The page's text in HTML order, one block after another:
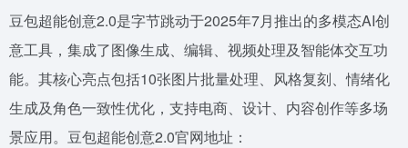
豆包超能创意2.0是字节跳动于2025年7月推出的多模态AI创
意工具，集成了图像生成、编辑、视频处理及智能体交互功
能。其核心亮点包括10张图片批量处理、风格复刻、情绪化
生成及角色一致性优化，支持电商、设计、内容创作等多场
景应用。豆包超能创意2.0官网地址：